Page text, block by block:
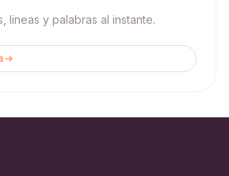
lineas y palabras al instante.